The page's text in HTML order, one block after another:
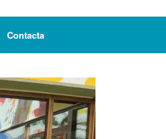
Contacta